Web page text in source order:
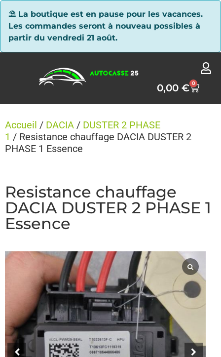
⛱ La boutique est en pause pour les vacances.
Les commandes seront à nouveau possibles à
partir du vendredi 21 août.
0,00€ 0
Accueil / DACIA / DUSTER 2 PHASE
1 / Resistance chauffage DACIA DUSTER 2
PHASE 1 Essence
Resistance chauffage
DACIA DUSTER 2 PHASE 1
Essence
Panneau de gestion des cookies